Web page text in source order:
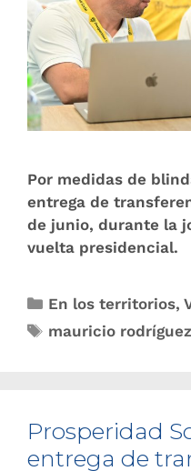
Por medidas de
entrega de
de junio, durante la
vuelta presidencial.
En los territorios,
mauricio
Prosperidad
entrega de